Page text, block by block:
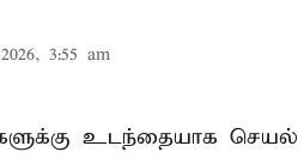
3:55 am
உடந்தையாக